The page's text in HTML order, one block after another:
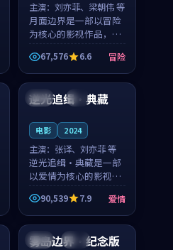
主演： 刘亦菲、梁朝伟 等
月面边界是一部以冒险
为核心的影视作品，围
绕危机、反转与人物成
长展开，整体节奏紧
凑，值得推荐观看。
67,576 6.6 冒险
中国 4K
逆光追缉·典藏
电影 2024
主演： 张译、刘亦菲 等
逆光追缉·典藏是一部
以爱情为核心的影视作
品，围绕危机、反转与
人物成长展开，整体节
奏紧凑，值得推荐观
看。
90,539 7.9 爱情
日本 杜比
雾岛边界·纪念版